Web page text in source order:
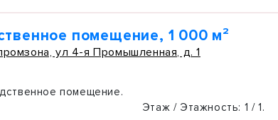
помещение, 1 000 м²
ул 4-я Промышленная, д. 1
помещение.
Этаж / Этажность: 1 / 1.